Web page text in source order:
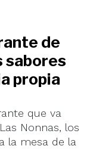
de
sabores
propia
que va
Nonnas, los
la mesa de la